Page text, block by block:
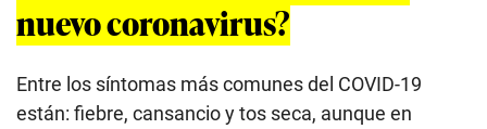
nuevo coronavirus?
Entre los síntomas más comunes del COVID-19
están: fiebre, cansancio y tos seca, aunque en